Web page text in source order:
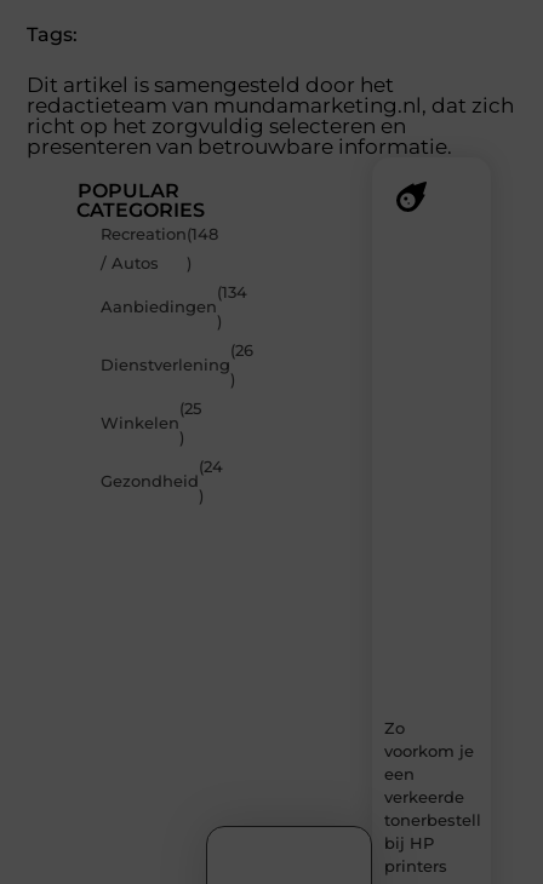
Tags:
Dit artikel is samengesteld door het
redactieteam van mundamarketing.nl, dat zich
richt op het zorgvuldig selecteren en
presenteren van betrouwbare informatie.
POPULAR
CATEGORIES
Recreation
/ Autos
(148
)
Aanbiedingen
(134
)
Dienstverlening
(26
)
Winkelen
(25
)
Gezondheid
(24
)
Zo
voorkom je
een
verkeerde
tonerbestelling
bij HP
printers